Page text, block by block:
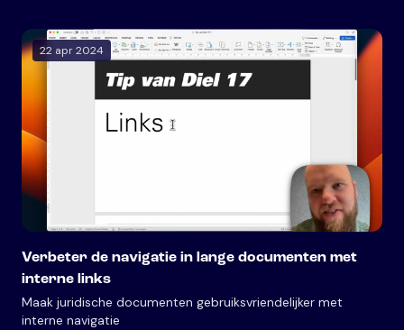
22 apr 2024
Verbeter de navigatie in lange documenten met
interne links
Maak juridische documenten gebruiksvriendelijker met
interne navigatie